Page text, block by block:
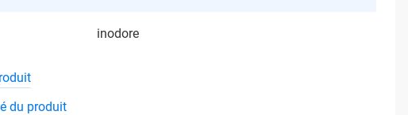
inodore
du produit